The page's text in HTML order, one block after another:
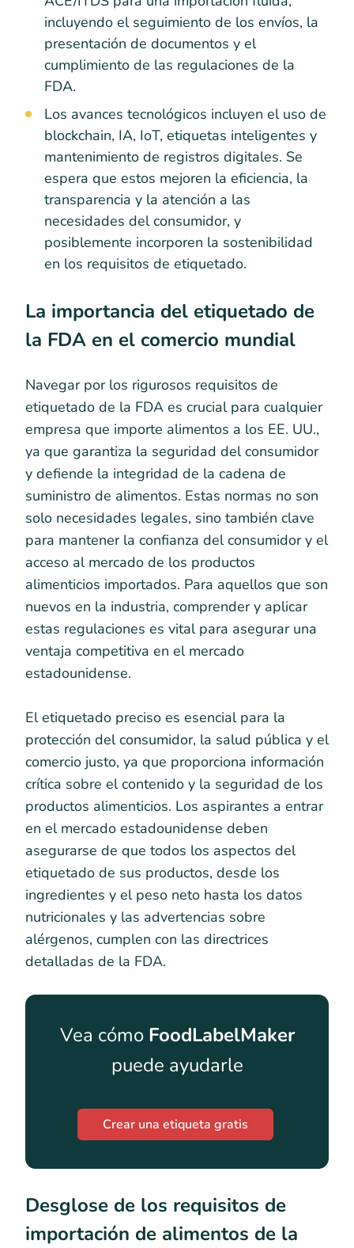
incluyendo el seguimiento de los envíos, la
presentación de documentos y el
cumplimiento de las regulaciones de la
FDA.
Los avances tecnológicos incluyen el uso de
blockchain, IA, IoT, etiquetas inteligentes y
mantenimiento de registros digitales. Se
espera que estos mejoren la eficiencia, la
transparencia y la atención a las
necesidades del consumidor, y
posiblemente incorporen la sostenibilidad
en los requisitos de etiquetado.
La importancia del etiquetado de
la FDA en el comercio mundial
Navegar por los rigurosos requisitos de
etiquetado de la FDA es crucial para cualquier
empresa que importe alimentos a los EE. UU.,
ya que garantiza la seguridad del consumidor
y defiende la integridad de la cadena de
suministro de alimentos. Estas normas no son
solo necesidades legales, sino también clave
para mantener la confianza del consumidor y el
acceso al mercado de los productos
alimenticios importados. Para aquellos que son
nuevos en la industria, comprender y aplicar
estas regulaciones es vital para asegurar una
ventaja competitiva en el mercado
estadounidense.
El etiquetado preciso es esencial para la
protección del consumidor, la salud pública y el
comercio justo, ya que proporciona información
crítica sobre el contenido y la seguridad de los
productos alimenticios. Los aspirantes a entrar
en el mercado estadounidense deben
asegurarse de que todos los aspectos del
etiquetado de sus productos, desde los
ingredientes y el peso neto hasta los datos
nutricionales y las advertencias sobre
alérgenos, cumplen con las directrices
detalladas de la FDA.
Vea cómo FoodLabelMaker
puede ayudarle
Crear una etiqueta gratis
Desglose de los requisitos de
importación de alimentos de la